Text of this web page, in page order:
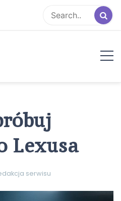
Lexusa
serwisu